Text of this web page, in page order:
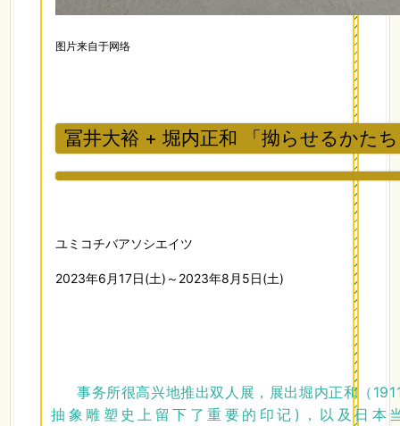
图片来自于网络
冨井大裕 + 堀内正和 「拗らせるかた
ユミコチバアソシエイツ
2023年6月17日(土)～2023年8月5日(土)
事务所很高兴地推出双人展，展出堀内正和（
抽象雕塑史上留下了重要的印记)，以及日本